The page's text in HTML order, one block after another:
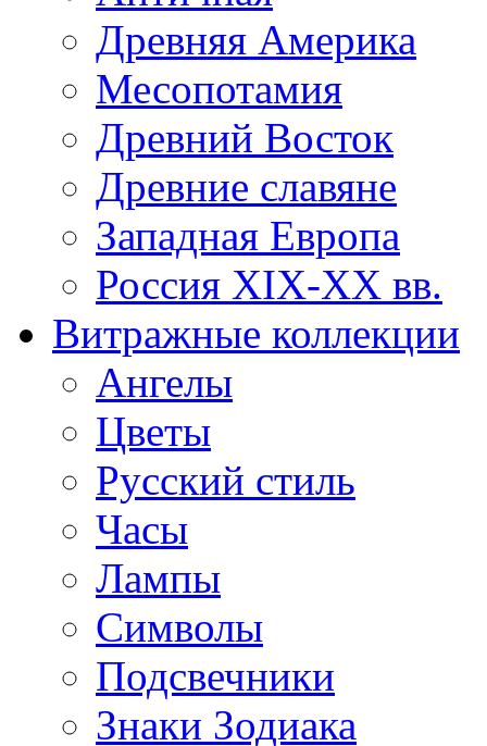
Древняя Америка
Месопотамия
Древний Восток
Древние славяне
Западная Европа
Россия XIX-XX вв.
Витражные коллекции
Ангелы
Цветы
Русский стиль
Часы
Лампы
Символы
Подсвечники
Знаки Зодиака